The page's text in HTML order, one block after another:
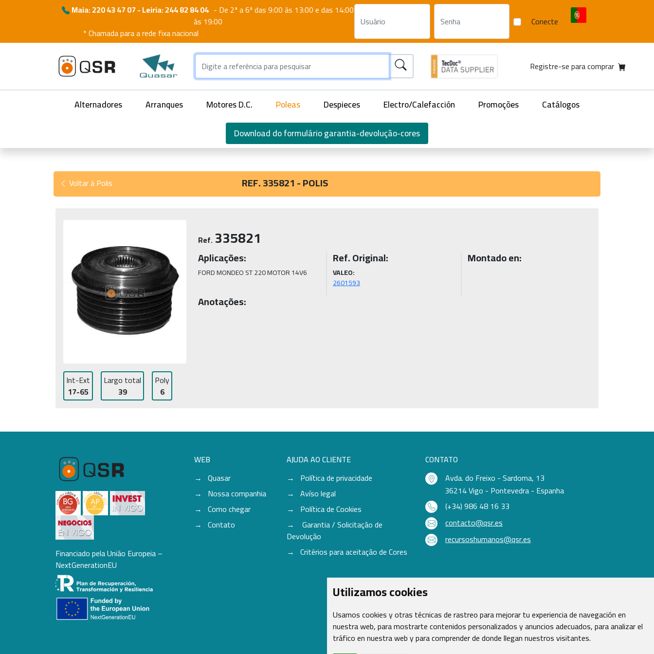
Utilizamos cookies
Usamos cookies y otras técnicas de rastreo para mejorar tu experiencia de navegación en
nuestra web, para mostrarte contenidos personalizados y anuncios adecuados, para analizar el
tráfico en nuestra web y para comprender de donde llegan nuestros visitantes.
Maia: 220 43 47 07 - Leiria: 244 82 84 04 - De 2ª a 6ª das 9:00 às 13:00 e das 14:00
às 19:00
* Chamada para a rede fixa nacional
Conecte
Registre-se para comprar
Alternadores Arranques Motores D.C. Poleas Despieces Electro/Calefacción Promoções
Catálogos
Download do formulário garantia-devolução-cores
Voltar à Polis REF. 335821 - POLIS
Int-Ext
17-65
Largo total
39
Poly
6
Ref. 335821
Aplicações:
FORD MONDEO ST 220 MOTOR 14V6
Ref. Original:
VALEO:
2601593
Montado en:
Anotações:
Financiado pela União Europeia –
NextGenerationEU
WEB
Quasar
Nossa companhia
Como chegar
Contato
AJUDA AO CLIENTE
Política de privacidade
Avíso legal
Política de Cookies
Garantia / Solicitação de
Devolução
Critérios para aceitação de Cores
CONTATO
Avda. do Freixo - Sardoma, 13
36214 Vigo - Pontevedra - Espanha
(+34) 986 48 16 33
contacto@qsr.es
recursoshumanos@qsr.es